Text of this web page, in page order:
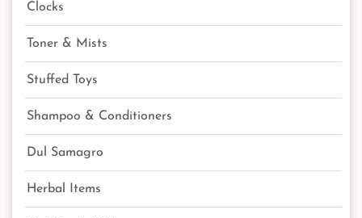
Clocks
Toner & Mists
Stuffed Toys
Shampoo & Conditioners
Dul Samagro
Herbal Items